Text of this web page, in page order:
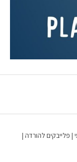
| פלייבקים להורדה |